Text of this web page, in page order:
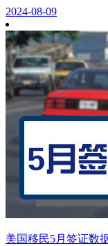
2024-08-09
美国移民5月签证数